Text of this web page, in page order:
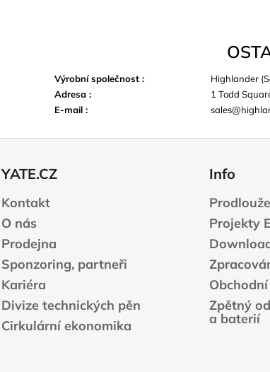
Výrobní společnost :
Highlander
Adresa :
1 Todd
E-mail :
YATE.CZ
Kontakt
O nás
Prodejna
Sponzoring, partneři
Kariéra
Divize technických pěn
Cirkulární ekonomika
Info
Projekty
Zpětný
a baterií